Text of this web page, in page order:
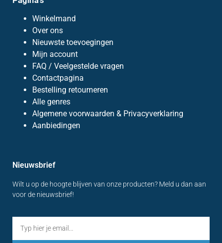
Winkelmand
Over ons
Nieuwste toevoegingen
Mijn account
FAQ / Veelgestelde vragen
Contactpagina
Bestelling retourneren
Alle genres
Algemene voorwaarden & Privacyverklaring
Aanbiedingen
Nieuwsbrief
Wilt u op de hoogte blijven van onze producten? Meld u dan aan
voor de nieuwsbrief!